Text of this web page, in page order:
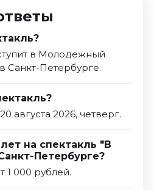
в Молодёжный
Санкт-Петербурге.
августа 2026, четверг.
на спектакль "В
Петербурге?
1 000 рублей.